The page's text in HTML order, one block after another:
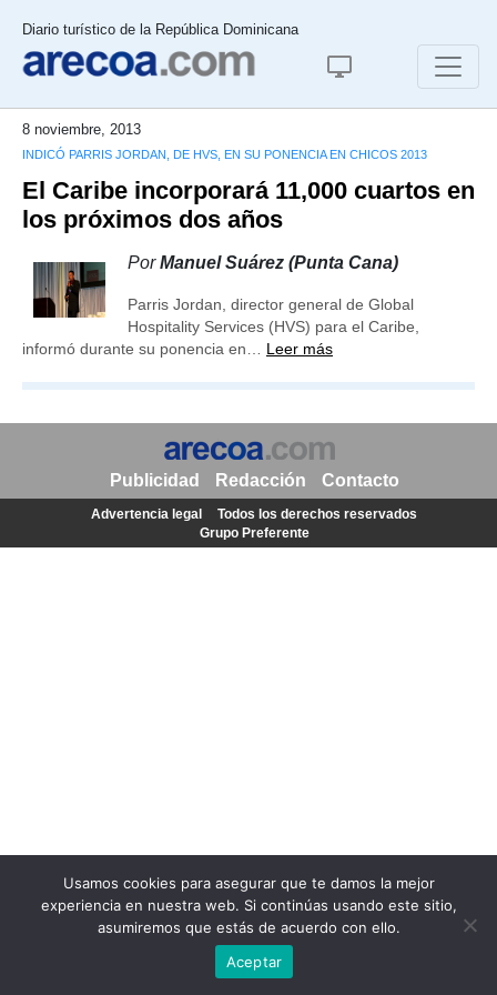
Diario turístico de la República Dominicana
8 noviembre, 2013
INDICÓ PARRIS JORDAN, DE HVS, EN SU PONENCIA EN CHICOS 2013
El Caribe incorporará 11,000 cuartos en
los próximos dos años
PorManuel Suárez (Punta Cana)
Parris Jordan, director general de Global
Hospitality Services (HVS) para el Caribe,
informó durante su ponencia en… Leer más
Usamos cookies para asegurar que te damos la mejor
experiencia en nuestra web. Si continúas usando este sitio,
asumiremos que estás de acuerdo con ello.
Aceptar
Publicidad Redacción Contacto
Advertencia legal
Todos los derechos reservados
Grupo Preferente